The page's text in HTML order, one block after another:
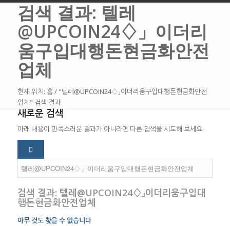
검색 결과: 텔레
@UPCOIN24♢」이더리
움구입대행돈현금화안전
업체
현재 위치: 홈/ "텔레@UPCOIN24♢」이더리움구입대행돈현금화안전
업체" 검색 결과
새로운 검색
아래 내용이 만족스러운 결과가 아니라면 다른 검색을 시도해 보세요.
검색 결과: 텔레@UPCOIN24♢」이더리움구입대
행돈현금화안전업체
아무 것도 찾을 수 없습니다